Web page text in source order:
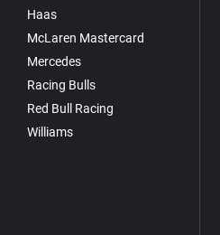
Haas
McLaren Mastercard
Mercedes
Racing Bulls
Red Bull Racing
Williams